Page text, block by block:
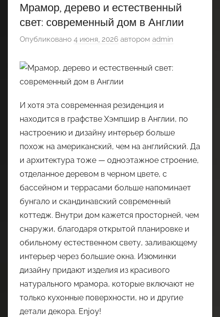
Мрамор, дерево и естественный
свет: современный дом в Англии
Опубликовано 4 июня, 2026 автором admin
И хотя эта современная резиденция и
находится в графстве Хэмпшир в Англии, по
настроению и дизайну интерьер больше
похож на американский, чем на английский. Да
и архитектура тоже — одноэтажное строение,
отделанное деревом в черном цвете, с
бассейном и террасами больше напоминает
бунгало и скандинавский современный
коттедж. Внутри дом кажется просторней, чем
снаружи, благодаря открытой планировке и
обильному естественном свету, заливающему
интерьер через большие окна. Изюминки
дизайну придают изделия из красивого
натурального мрамора, которые включают не
только кухонные поверхности, но и другие
детали декора. Enjoy!